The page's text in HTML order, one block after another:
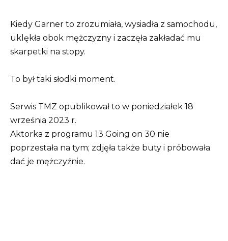
Kiedy Garner to zrozumiała, wysiadła z samochodu,
uklękła obok mężczyzny i zaczęła zakładać mu
skarpetki na stopy.
To był taki słodki moment.
Serwis TMZ opublikował to w poniedziałek 18
września 2023 r.
Aktorka z programu 13 Going on 30 nie
poprzestała na tym; zdjęła także buty i próbowała
dać je mężczyźnie.